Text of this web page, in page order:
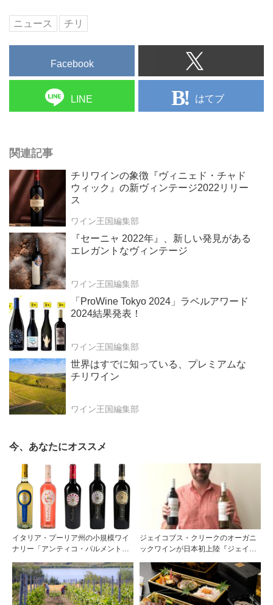
ニュース チリ
Facebook
LINE はてブ
関連記事
チリワインの象徴『ヴィニェド・チャド
ウィック』の新ヴィンテージ2022リリー
ス
ワイン王国編集部
『セーニャ 2022年』、新しい発見がある
エレガントなヴィンテージ
ワイン王国編集部
「ProWine Tokyo 2024」ラベルアワード
2024結果発表！
ワイン王国編集部
世界はすでに知っている、プレミアムな
チリワイン
ワイン王国編集部
今、あなたにオススメ
イタリア・プーリア州の小規模ワイ
ナリー「アンティコ・パルメント」
ジェイコブス・クリークのオーガニ
ックワインが日本初上陸『ジェイコ